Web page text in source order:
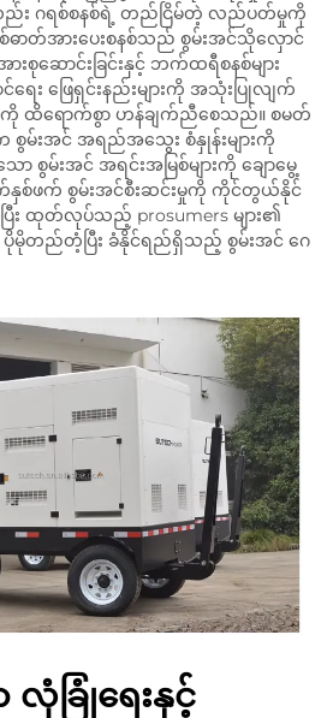
ဂရစ်စနစ်ရဲ့ တည်ငြိမ်တဲ့ လည်ပတ်မှုကို
ဓာတ်အားပေးစနစ်သည် စွမ်းအင်သိုလှောင်
အားစုဆောင်းခြင်းနှင့် ဘက်ထရီစနစ်များ
ေး ဖြေရှင်းနည်းများကို အသုံးပြုလျက်
ထိရောက်စွာ ဟန်ချက်ညီစေသည်။ စမတ်
စွမ်းအင် အရည်အသွေး စံနှုန်းများကို
ာ စွမ်းအင် အရင်းအမြစ်များကို ချောမွေ့
နှစ်ဖက် စွမ်းအင်စီးဆင်းမှုကို ကိုင်တွယ်နိုင်
း ထုတ်လုပ်သည့် prosumers များ၏
မိုတည်တံ့ပြီး ခံနိုင်ရည်ရှိသည့် စွမ်းအင် ဂေ
ခြုံရေးနှင့်